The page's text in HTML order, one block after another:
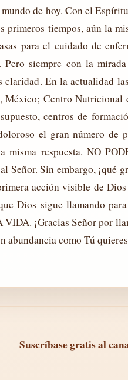
de hoy. Con el
tiempos, aún la
para el cuidado de
siempre con la
En la actualidad
México; Centro
centros de
el gran número de
respuesta. NO
Señor. Sin embargo, ¡qué
acción visible de
Dios sigue llamando
¡Gracias Señor por
abundancia como Tú
Suscríbase gratis al